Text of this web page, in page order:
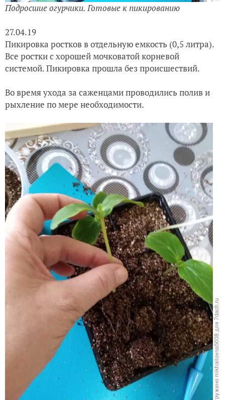
Подросшие огурчики. Готовые к пикированию
27.04.19
Пикировка ростков в отдельную емкость (0,5 литра).
Все ростки с хорошей мочковатой корневой
системой. Пикировка прошла без происшествий.
Во время ухода за саженцами проводились полив и
рыхление по мере необходимости.